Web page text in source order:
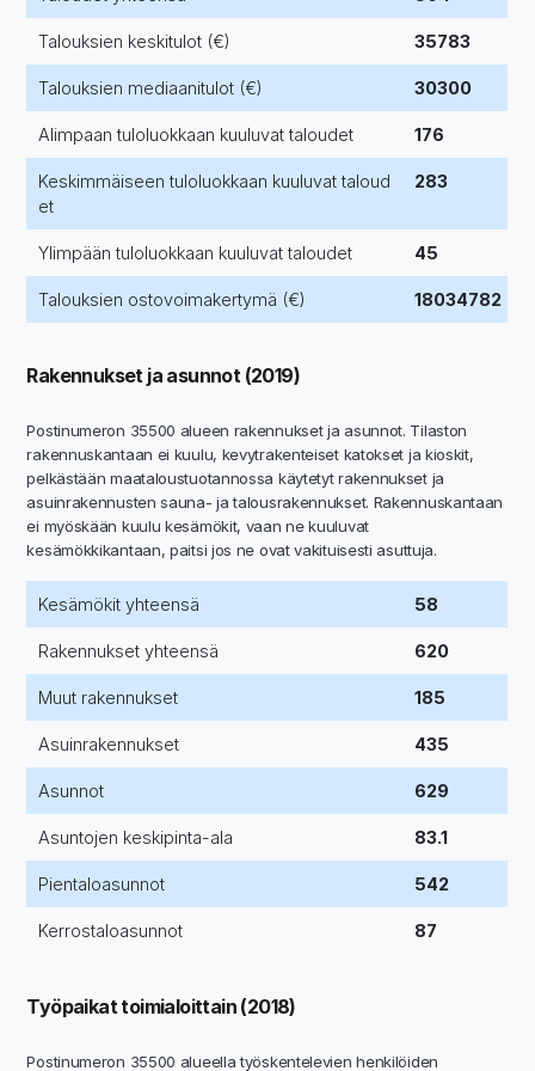
Talouksien keskitulot (€) 35783
Talouksien mediaanitulot (€) 30300
Alimpaan tuloluokkaan kuuluvat taloudet 176
Keskimmäiseen tuloluokkaan kuuluvat taloud
et
283
Ylimpään tuloluokkaan kuuluvat taloudet 45
Talouksien ostovoimakertymä (€) 18034782
Rakennukset ja asunnot (2019)
Postinumeron 35500 alueen rakennukset ja asunnot. Tilaston
rakennuskantaan ei kuulu, kevytrakenteiset katokset ja kioskit,
pelkästään maataloustuotannossa käytetyt rakennukset ja
asuinrakennusten sauna- ja talousrakennukset. Rakennuskantaan
ei myöskään kuulu kesämökit, vaan ne kuuluvat
kesämökkikantaan, paitsi jos ne ovat vakituisesti asuttuja.
Kesämökit yhteensä 58
Rakennukset yhteensä 620
Muut rakennukset 185
Asuinrakennukset 435
Asunnot 629
Asuntojen keskipinta-ala 83.1
Pientaloasunnot 542
Kerrostaloasunnot 87
Työpaikat toimialoittain (2018)
Postinumeron 35500 alueella työskentelevien henkilöiden